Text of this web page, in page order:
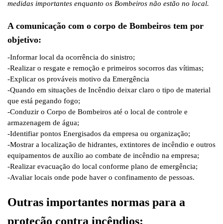
medidas importantes enquanto os Bombeiros não estão no local.
A comunicação com o corpo de Bombeiros tem por
objetivo:
-Informar local da ocorrência do sinistro;
-Realizar o resgate e remoção e primeiros socorros das vítimas;
-Explicar os prováveis motivo da Emergência
-Quando em situações de Incêndio deixar claro o tipo de material
que está pegando fogo;
-Conduzir o Corpo de Bombeiros até o local de controle e
armazenagem de água;
-Identifiar pontos Energisados da empresa ou organização;
-Mostrar a localização de hidrantes, extintores de incêndio e outros
equipamentos de auxílio ao combate de incêndio na empresa;
-Realizar evacuação do local conforme plano de emergência;
-Avaliar locais onde pode haver o confinamento de pessoas.
Outras importantes normas para a
proteção contra incêndios: